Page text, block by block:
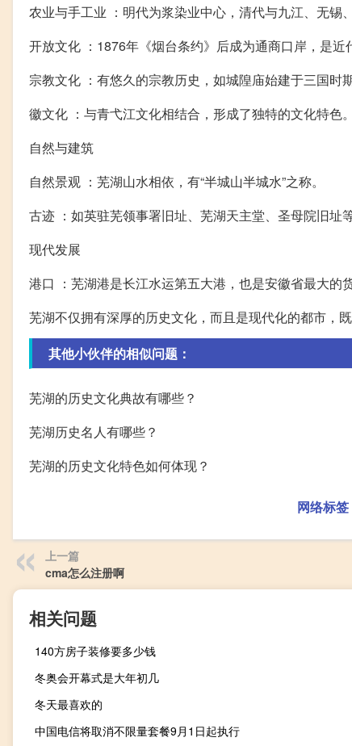
农业与手工业 ：明代为浆染业中心，清代与九江、无锡
开放文化 ：1876年《烟台条约》后成为通商口岸，是近
宗教文化 ：有悠久的宗教历史，如城隍庙始建于三国时
徽文化 ：与青弋江文化相结合，形成了独特的文化特色。
自然与建筑
自然景观 ：芜湖山水相依，有“半城山半城水”之称。
古迹 ：如英驻芜领事署旧址、芜湖天主堂、圣母院旧址等
现代发展
港口 ：芜湖港是长江水运第五大港，也是安徽省最大的
芜湖不仅拥有深厚的历史文化，而且是现代化的都市，
其他小伙伴的相似问题：
芜湖的历史文化典故有哪些？
芜湖历史名人有哪些？
芜湖的历史文化特色如何体现？
网络标签
上一篇
cma怎么注册啊
相关问题
140方房子装修要多少钱
冬奥会开幕式是大年初几
冬天最喜欢的
中国电信将取消不限量套餐9月1日起执行